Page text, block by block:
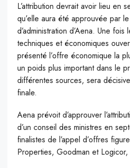
L’attribution devrait avoir lieu en
qu’elle aura été approuvée par
d’administration d’Aena. Une fois
techniques et économiques
présenté l’offre économique la
un poids plus important dans le
différentes sources, sera
finale.
Aena prévoit d’approuver
d’un conseil des ministres en
finalistes de l’appel d’offres
Properties, Goodman et